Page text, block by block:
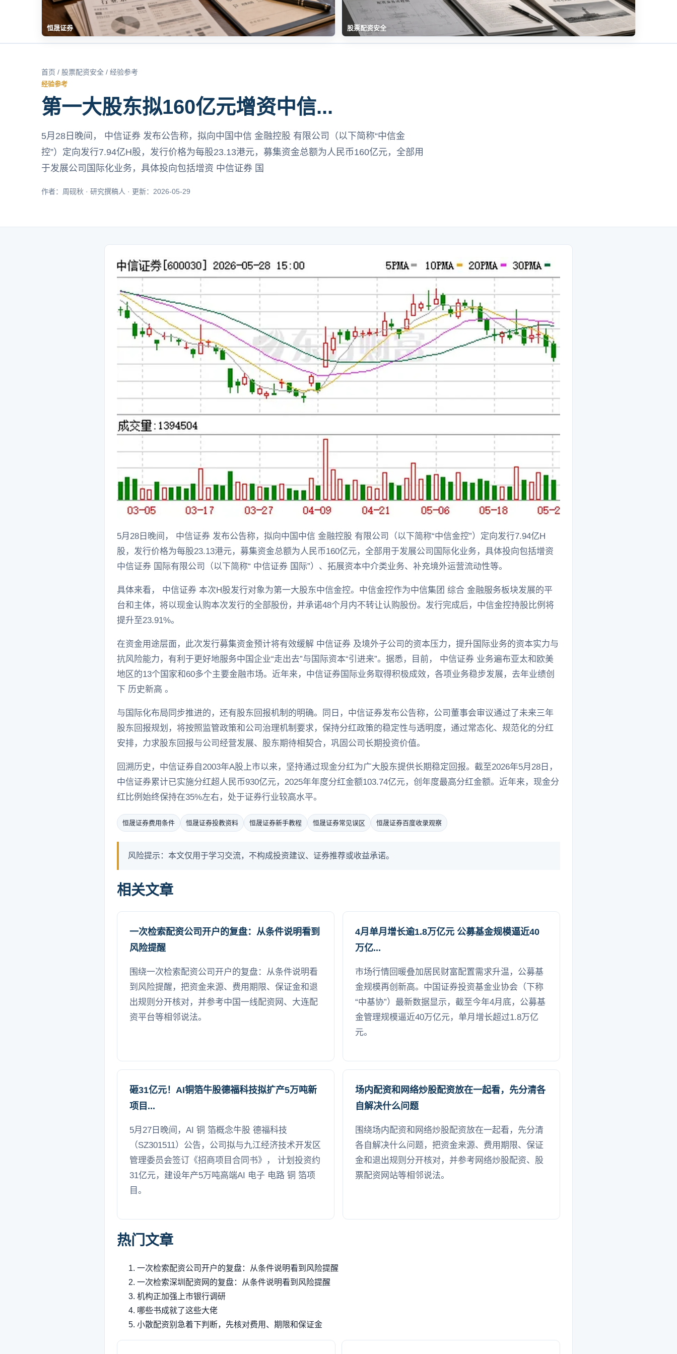
恒晟证券 股票配资安全
首页 / 股票配资安全 / 经验参考
经验参考
第一大股东拟160亿元增资中信...
5月28日晚间， 中信证券 发布公告称，拟向中国中信 金融控股 有限公司（以下简称“中信金
控”）定向发行7.94亿H股，发行价格为每股23.13港元，募集资金总额为人民币160亿元，全部用
于发展公司国际化业务，具体投向包括增资 中信证券 国
作者：周砚秋 · 研究撰稿人 · 更新：2026-05-29
5月28日晚间， 中信证券 发布公告称，拟向中国中信 金融控股 有限公司（以下简称“中信金控”）定向发行7.94亿H
股，发行价格为每股23.13港元，募集资金总额为人民币160亿元，全部用于发展公司国际化业务，具体投向包括增资
中信证券 国际有限公司（以下简称“ 中信证券 国际”）、拓展资本中介类业务、补充境外运营流动性等。
具体来看， 中信证券 本次H股发行对象为第一大股东中信金控。中信金控作为中信集团 综合 金融服务板块发展的平
台和主体，将以现金认购本次发行的全部股份，并承诺48个月内不转让认购股份。发行完成后，中信金控持股比例将
提升至23.91%。
在资金用途层面，此次发行募集资金预计将有效缓解 中信证券 及境外子公司的资本压力，提升国际业务的资本实力与
抗风险能力，有利于更好地服务中国企业“走出去”与国际资本“引进来”。据悉，目前， 中信证券 业务遍布亚太和欧美
地区的13个国家和60多个主要金融市场。近年来，中信证券国际业务取得积极成效，各项业务稳步发展，去年业绩创
下 历史新高 。
与国际化布局同步推进的，还有股东回报机制的明确。同日，中信证券发布公告称，公司董事会审议通过了未来三年
股东回报规划，将按照监管政策和公司治理机制要求，保持分红政策的稳定性与透明度，通过常态化、规范化的分红
安排，力求股东回报与公司经营发展、股东期待相契合，巩固公司长期投资价值。
回溯历史，中信证券自2003年A股上市以来，坚持通过现金分红为广大股东提供长期稳定回报。截至2026年5月28日，
中信证券累计已实施分红超人民币930亿元，2025年年度分红金额103.74亿元，创年度最高分红金额。近年来，现金分
红比例始终保持在35%左右，处于证券行业较高水平。
恒晟证券费用条件 恒晟证券投教资料 恒晟证券新手教程 恒晟证券常见误区 恒晟证券百度收录观察
风险提示：本文仅用于学习交流，不构成投资建议、证券推荐或收益承诺。
相关文章
一次检索配资公司开户的复盘：从条件说明看到
风险提醒
围绕一次检索配资公司开户的复盘：从条件说明看
到风险提醒，把资金来源、费用期限、保证金和退
出规则分开核对，并参考中国一线配资网、大连配
资平台等相邻说法。
4月单月增长逾1.8万亿元 公募基金规模逼近40
万亿...
市场行情回暖叠加居民财富配置需求升温，公募基
金规模再创新高。中国证券投资基金业协会（下称
“中基协”）最新数据显示，截至今年4月底，公募基
金管理规模逼近40万亿元，单月增长超过1.8万亿
元。
砸31亿元！AI铜箔牛股德福科技拟扩产5万吨新
项目...
5月27日晚间，AI 铜 箔概念牛股 德福科技
（SZ301511）公告，公司拟与九江经济技术开发区
管理委员会签订《招商项目合同书》， 计划投资约
31亿元，建设年产5万吨高端AI 电子 电路 铜 箔项
目。
场内配资和网络炒股配资放在一起看，先分清各
自解决什么问题
围绕场内配资和网络炒股配资放在一起看，先分清
各自解决什么问题，把资金来源、费用期限、保证
金和退出规则分开核对，并参考网络炒股配资、股
票配资网站等相邻说法。
热门文章
一次检索配资公司开户的复盘：从条件说明看到风险提醒
一次检索深圳配资网的复盘：从条件说明看到风险提醒
机构正加强上市银行调研
哪些书成就了这些大佬
小散配资别急着下判断，先核对费用、期限和保证金